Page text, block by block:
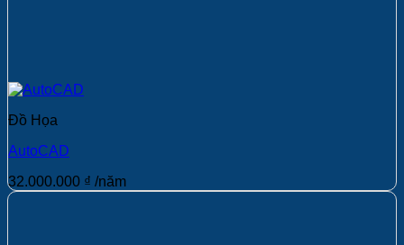
Đồ Họa
AutoCAD
32.000.000 ₫ /năm